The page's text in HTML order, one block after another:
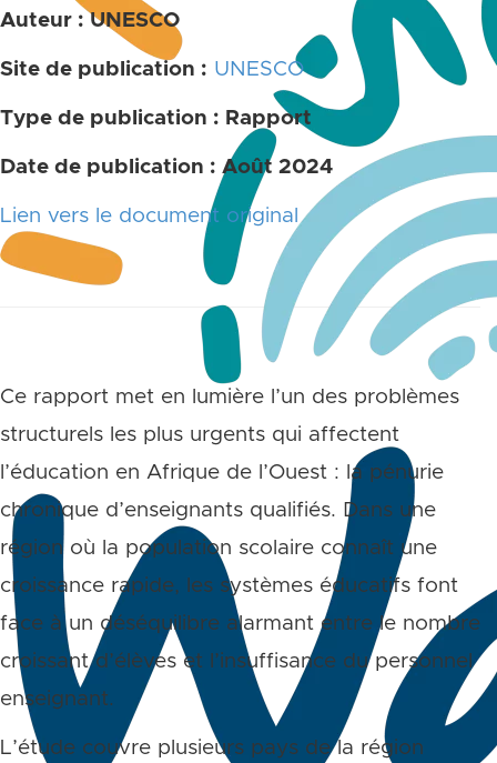
Auteur : UNESCO
Site de publication : UNESCO
Type de publication : Rapport
Date de publication : Août 2024
Lien vers le document original
Ce rapport met en lumière l’un des problèmes
structurels les plus urgents qui affectent
l’éducation en Afrique de l’Ouest : la pénurie
chronique d’enseignants qualifiés. Dans une
région où la population scolaire connaît une
croissance rapide, les systèmes éducatifs font
face à un déséquilibre alarmant entre le nombre
croissant d’élèves et l’insuffisance du personnel
enseignant.
L’étude couvre plusieurs pays de la région